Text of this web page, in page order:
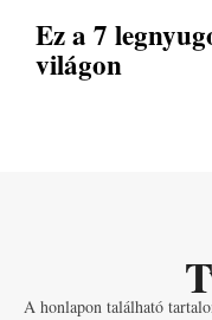
Ez a 7
világon
A honlapon található